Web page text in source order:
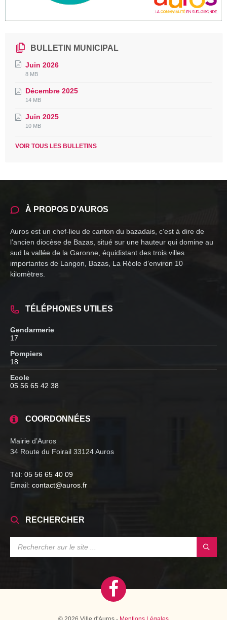
BULLETIN MUNICIPAL
Juin 2026
File
pdf
File
8 MB
Décembre 2025
File
pdf
File
14 MB
Juin 2025
File
pdf
File
10 MB
VOIR TOUS LES BULLETINS
À PROPOS D’AUROS
Auros est un chef-lieu de canton du bazadais, c’est à dire de
l’ancien diocèse de Bazas, situé sur une hauteur qui domine au
sud la vallée de la Garonne, équidistant des trois villes
importantes de Langon, Bazas, La Réole d’environ 10
kilomètres.
TÉLÉPHONES UTILES
Gendarmerie
17
Pompiers
18
Ecole
05 56 65 42 38
COORDONNÉES
Mairie d’Auros
34 Route du Foirail 33124 Auros
Tél: 05 56 65 40 09
Email: contact@auros.fr
RECHERCHER